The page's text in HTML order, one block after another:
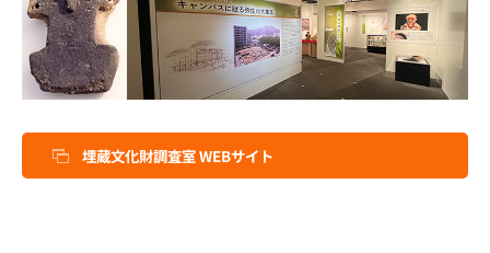
埋蔵文化財調査室 WEBサイト